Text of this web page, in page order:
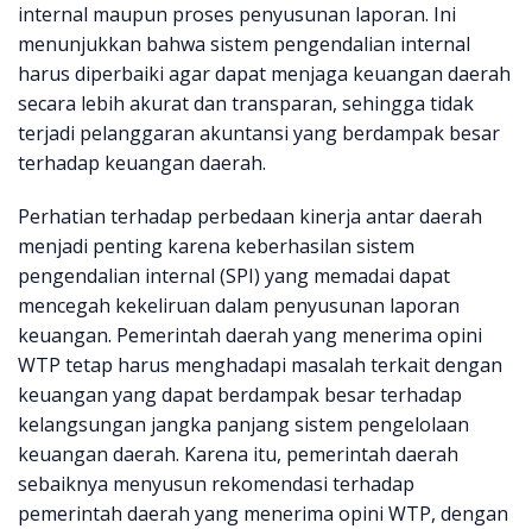
internal maupun proses penyusunan laporan. Ini
menunjukkan bahwa sistem pengendalian internal
harus diperbaiki agar dapat menjaga keuangan daerah
secara lebih akurat dan transparan, sehingga tidak
terjadi pelanggaran akuntansi yang berdampak besar
terhadap keuangan daerah.
Perhatian terhadap perbedaan kinerja antar daerah
menjadi penting karena keberhasilan sistem
pengendalian internal (SPI) yang memadai dapat
mencegah kekeliruan dalam penyusunan laporan
keuangan. Pemerintah daerah yang menerima opini
WTP tetap harus menghadapi masalah terkait dengan
keuangan yang dapat berdampak besar terhadap
kelangsungan jangka panjang sistem pengelolaan
keuangan daerah. Karena itu, pemerintah daerah
sebaiknya menyusun rekomendasi terhadap
pemerintah daerah yang menerima opini WTP, dengan